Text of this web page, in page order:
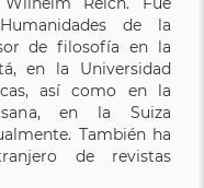
de la
de filosofía en la
en la Universidad
así como en la
en la Suiza
También ha
de revistas